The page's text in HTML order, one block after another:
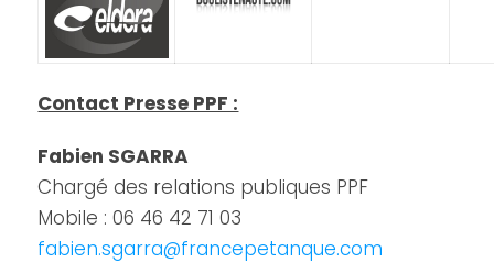
Contact Presse PPF :
Fabien SGARRA
Chargé des relations publiques PPF
Mobile : 06 46 42 71 03
fabien.sgarra@francepetanque.com